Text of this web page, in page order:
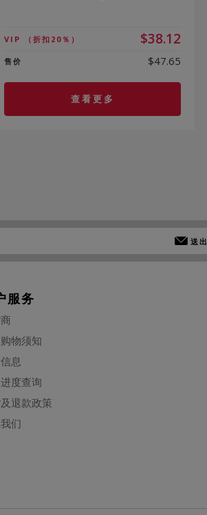
VIP （折扣20％） $38.12
售价 $47.65
查看更多
送出
服务
物须知
息
度查询
退款政策
们